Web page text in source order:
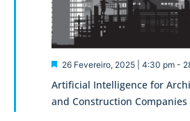
Artificial Intelligence for
and Construction Companies
Destaque
26 Fevereiro, 2025 | 4:30 pm-